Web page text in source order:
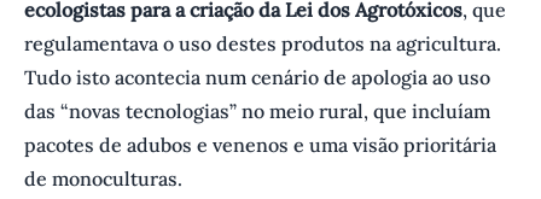
ecologistas para a criação da Lei dos Agrotóxicos, que
regulamentava o uso destes produtos na agricultura.
Tudo isto acontecia num cenário de apologia ao uso
das “novas tecnologias” no meio rural, que incluíam
pacotes de adubos e venenos e uma visão prioritária
de monoculturas.